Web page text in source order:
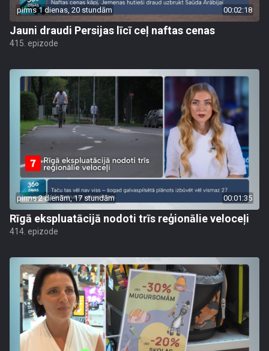
pirms 1 dienas, 20 stundām 00:02:18
Jauni draudi Persijas līcī ceļ naftas cenas
415. epizode
pirms 2 dienām, 17 stundām 00:01:35
Rīgā ekspluatācijā nodoti trīs reģionālie veloceļi
414. epizode